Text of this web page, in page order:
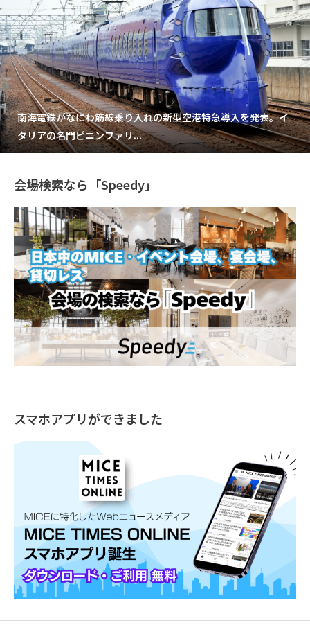
南海電鉄がなにわ筋線乗り入れの新型空港特急導入を発表。イ
タリアの名門ピニンファリ...
会場検索なら「Speedy」
スマホアプリができました